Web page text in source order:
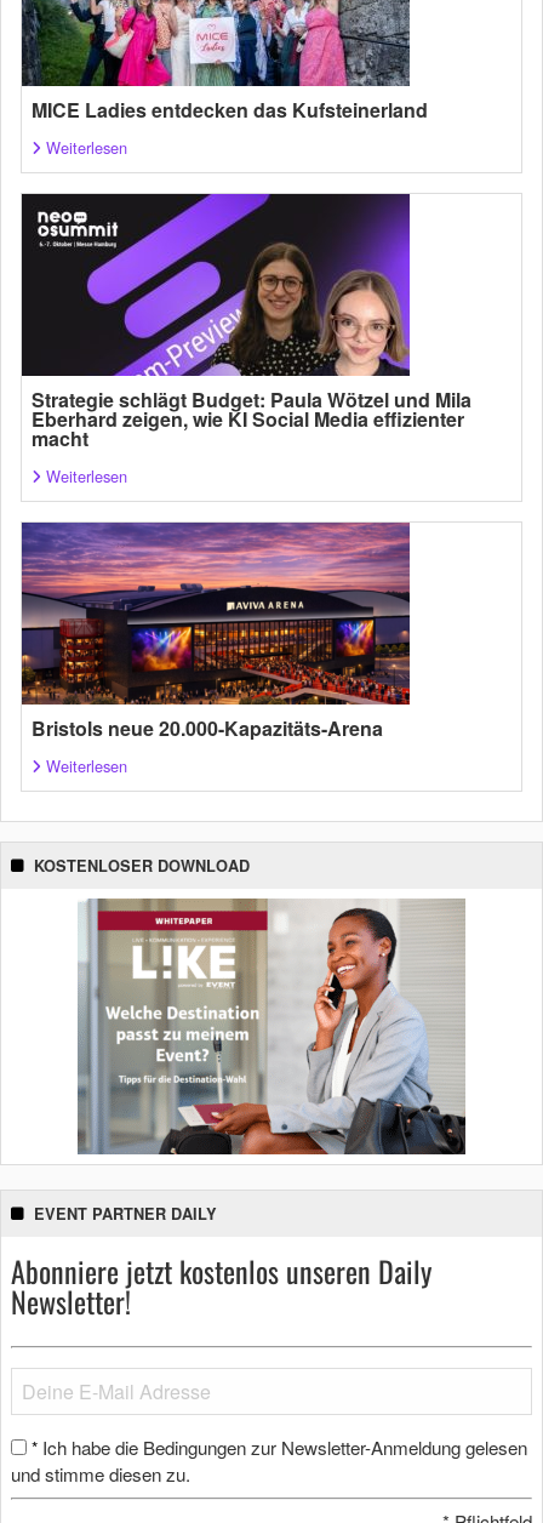
MICE Ladies entdecken das Kufsteinerland
Weiterlesen
Strategie schlägt Budget: Paula Wötzel und Mila
Eberhard zeigen, wie KI Social Media effizienter
macht
Weiterlesen
Bristols neue 20.000-Kapazitäts-Arena
Weiterlesen
KOSTENLOSER DOWNLOAD
EVENT PARTNER DAILY
Abonniere jetzt kostenlos unseren Daily
Newsletter!
* Ich habe die Bedingungen zur Newsletter-Anmeldung gelesen
und stimme diesen zu.